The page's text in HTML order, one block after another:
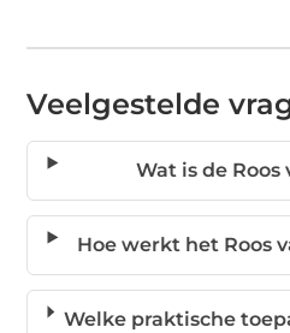
Veelgestelde
Wat is de Roos
Hoe werkt het Roos
Welke praktische